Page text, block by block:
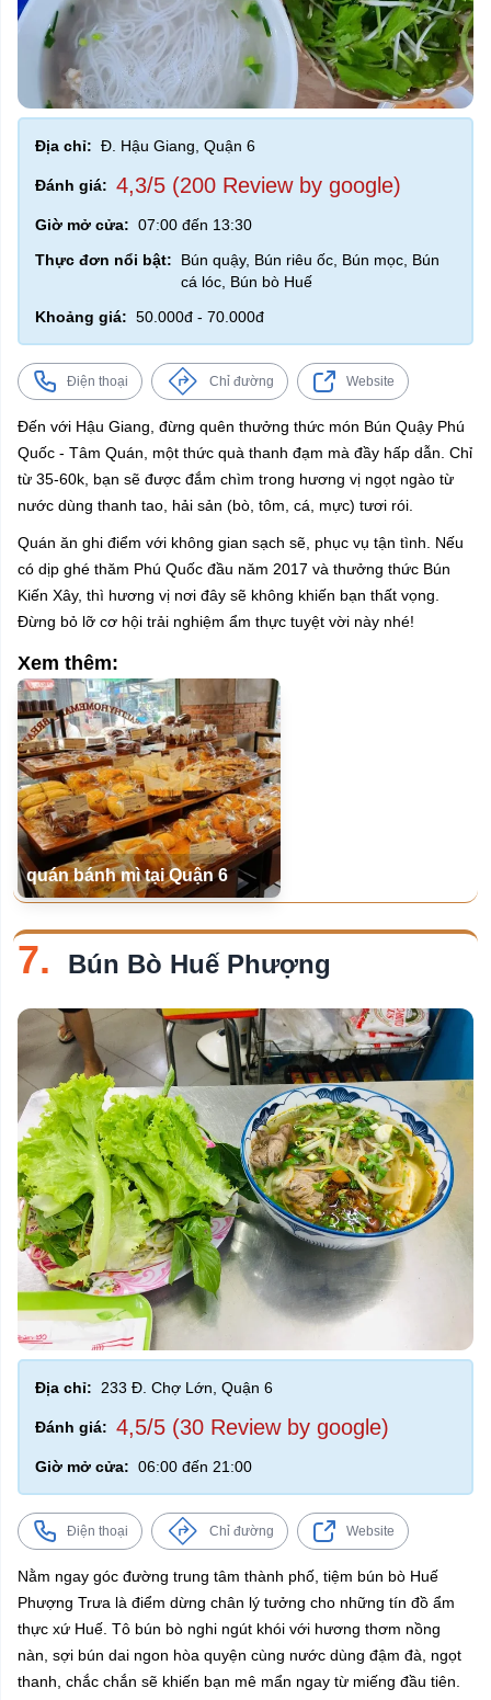
Địa chỉ: Đ. Hậu Giang, Quận 6
Đánh giá: 4,3/5 (200 Review by google)
Giờ mở cửa: 07:00 đến 13:30
Thực đơn nổi bật:
Bún quậy, Bún riêu ốc, Bún mọc, Bún
cá lóc, Bún bò Huế
Khoảng giá: 50.000đ - 70.000đ
Điện thoại Chỉ đường Website
Đến với Hậu Giang, đừng quên thưởng thức món Bún Quậy Phú
Quốc - Tâm Quán, một thức quà thanh đạm mà đầy hấp dẫn. Chỉ
từ 35-60k, bạn sẽ được đắm chìm trong hương vị ngọt ngào từ
nước dùng thanh tao, hải sản (bò, tôm, cá, mực) tươi rói.
Quán ăn ghi điểm với không gian sạch sẽ, phục vụ tận tình. Nếu
có dịp ghé thăm Phú Quốc đầu năm 2017 và thưởng thức Bún
Kiến Xây, thì hương vị nơi đây sẽ không khiến bạn thất vọng.
Đừng bỏ lỡ cơ hội trải nghiệm ẩm thực tuyệt vời này nhé!
Xem thêm:
quán bánh mì tại Quận 6
7. Bún Bò Huế Phượng
Địa chỉ: 233 Đ. Chợ Lớn, Quận 6
Đánh giá: 4,5/5 (30 Review by google)
Giờ mở cửa: 06:00 đến 21:00
Điện thoại Chỉ đường Website
Nằm ngay góc đường trung tâm thành phố, tiệm bún bò Huế
Phượng Trưa là điểm dừng chân lý tưởng cho những tín đồ ẩm
thực xứ Huế. Tô bún bò nghi ngút khói với hương thơm nồng
nàn, sợi bún dai ngon hòa quyện cùng nước dùng đậm đà, ngọt
thanh, chắc chắn sẽ khiến bạn mê mẩn ngay từ miếng đầu tiên.